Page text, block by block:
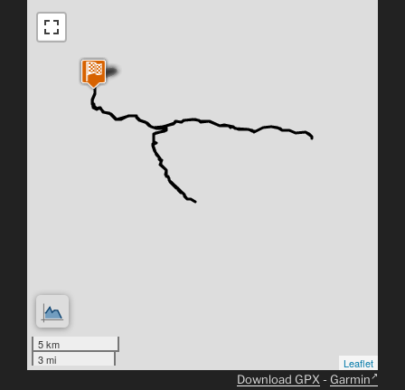
5 km
3 mi
Leaflet
Download GPX - Garmin